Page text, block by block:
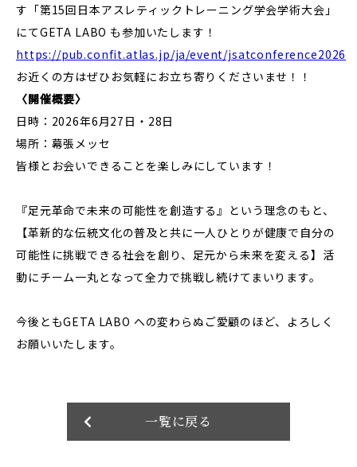
す「第15回日本アスレティックトレーニング学会学術大会」
にてGETA LABO も参加いたします！
https://pub.confit.atlas.jp/ja/event/jsatconference2026
お近くの方はぜひお気軽にお立ち寄りくださいませ！！
〈開催概要〉
日時：2026年6月27日・28日
場所：幕張メッセ
皆様とお会いできることを楽しみにしています！
『足元革命で未来の可能性を創造する』という理念のもと、
【革新的な伝統文化の普及と共に一人ひとりが健康で自分の
可能性に挑戦できる社会を創り、足元から未来を変える】活
動にチーム一丸となって全力で挑戦し続けてまいります。
今後ともGETA LABO への変わらぬご愛顧のほど、よろしく
お願いいたします。
一覧に戻る